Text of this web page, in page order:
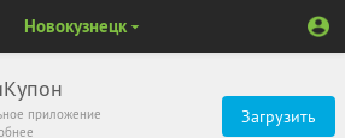
приложение
Загрузить
Новокузнецк